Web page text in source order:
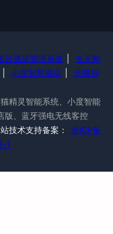
云酒店管理系统
金天鹅
小度智慧酒店
天猫智
精灵智能系统、小度智能
版、蓝牙强电无线客控
技术支持备案：
渝ICP备
-1